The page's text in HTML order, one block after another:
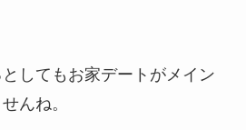
してもお家デートがメイン
んね。